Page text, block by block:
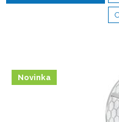
Novinka